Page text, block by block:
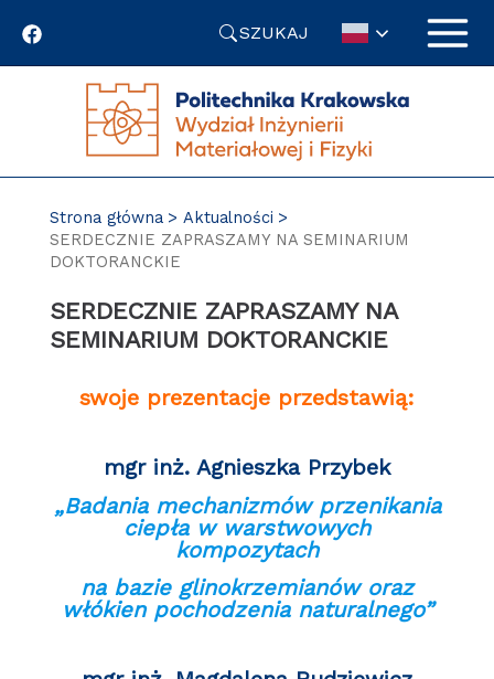
SZUKAJ
Strona główna
Aktualności
SERDECZNIE ZAPRASZAMY NA SEMINARIUM
DOKTORANCKIE
SERDECZNIE ZAPRASZAMY NA
SEMINARIUM DOKTORANCKIE
swoje prezentacje przedstawią:
mgr inż. Agnieszka Przybek
„Badania mechanizmów przenikania
ciepła w warstwowych
kompozytach
na bazie glinokrzemianów oraz
włókien pochodzenia naturalnego”